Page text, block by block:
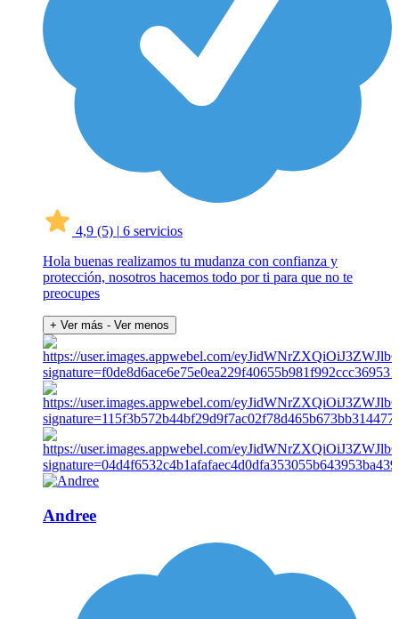
4,9 (5) | 6 servicios
Hola buenas realizamos tu mudanza con confianza y
protección, nosotros hacemos todo por ti para que no te
preocupes
+ Ver más - Ver menos
Andree